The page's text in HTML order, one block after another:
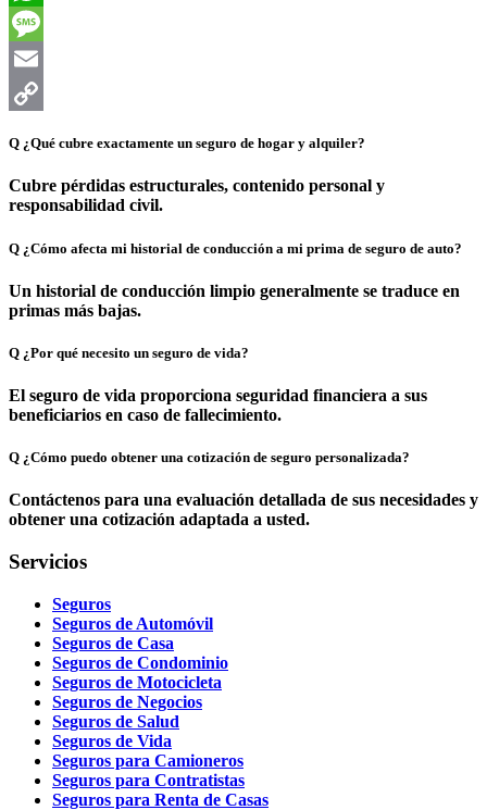
Q ¿Qué cubre exactamente un seguro de hogar y alquiler?
Cubre pérdidas estructurales, contenido personal y
responsabilidad civil.
Q ¿Cómo afecta mi historial de conducción a mi prima de seguro de auto?
Un historial de conducción limpio generalmente se traduce en
primas más bajas.
Q ¿Por qué necesito un seguro de vida?
El seguro de vida proporciona seguridad financiera a sus
beneficiarios en caso de fallecimiento.
Q ¿Cómo puedo obtener una cotización de seguro personalizada?
Contáctenos para una evaluación detallada de sus necesidades y
obtener una cotización adaptada a usted.
Servicios
Seguros
Seguros de Automóvil
Seguros de Casa
Seguros de Condominio
Seguros de Motocicleta
Seguros de Negocios
Seguros de Salud
Seguros de Vida
Seguros para Camioneros
Seguros para Contratistas
Seguros para Renta de Casas